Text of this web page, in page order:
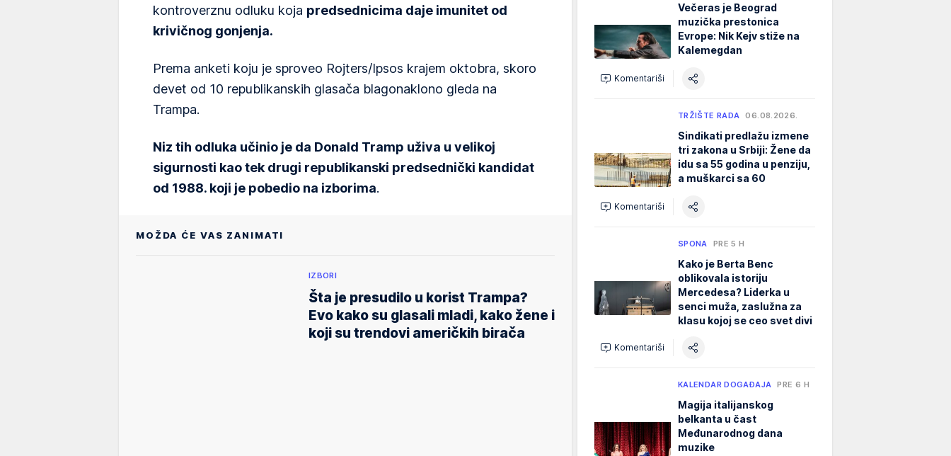
kontroverznu odluku koja predsednicima daje imunitet od
krivičnog gonjenja.
Prema anketi koju je sproveo Rojters/Ipsos krajem oktobra, skoro
devet od 10 republikanskih glasača blagonaklono gleda na
Trampa.
Niz tih odluka učinio je da Donald Tramp uživa u velikoj
sigurnosti kao tek drugi republikanski predsednički kandidat
od 1988. koji je pobedio na izborima.
MOŽDA ĆE VAS ZANIMATI
IZBORI
Šta je presudilo u korist Trampa?
Evo kako su glasali mladi, kako žene i
koji su trendovi američkih birača
Večeras je Beograd
muzička prestonica
Evrope: Nik Kejv stiže na
Kalemegdan
Komentariši
TRŽIŠTE RADA 06.08.2026.
Sindikati predlažu izmene
tri zakona u Srbiji: Žene da
idu sa 55 godina u penziju,
a muškarci sa 60
Komentariši
SPONA PRE 5 H
Kako je Berta Benc
oblikovala istoriju
Mercedesa? Liderka u
senci muža, zaslužna za
klasu kojoj se ceo svet divi
Komentariši
KALENDAR DOGAĐAJA PRE 6 H
Magija italijanskog
belkanta u čast
Međunarodnog dana
muzike